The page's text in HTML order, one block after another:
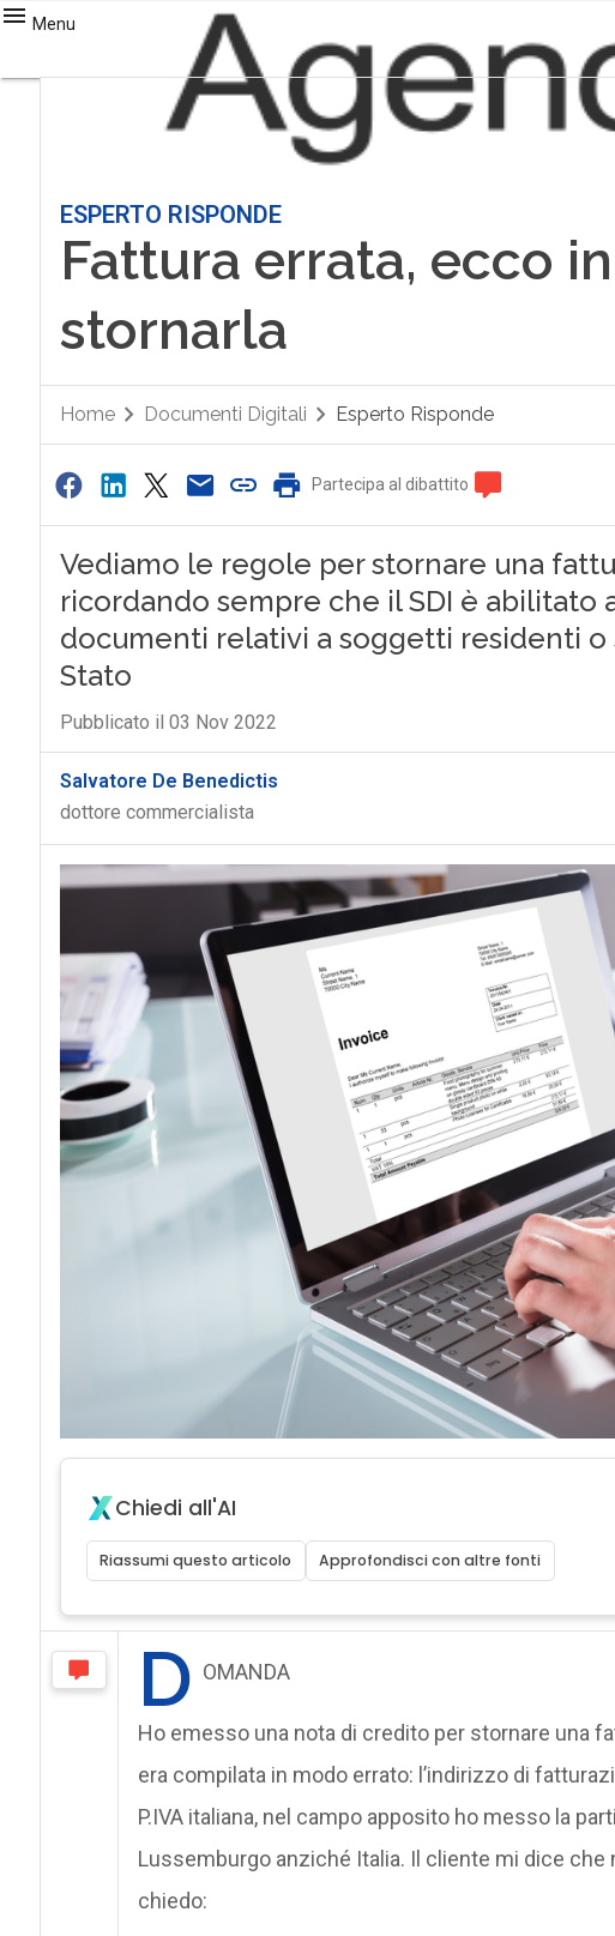
Menu
ESPERTO RISPONDE
Fattura errata, ecco
stornarla
Home Documenti Digitali Esperto Risponde
Partecipa al dibattito
Vediamo le regole per stornare una
ricordando sempre che il SDI è abilitato
documenti relativi a soggetti residenti
Stato
Pubblicato il 03 Nov 2022
Salvatore De Benedictis
dottore commercialista
Chiedi all'AI
Riassumi questo articolo Approfondisci con altre fonti
D OMANDA
Ho emesso una nota di credito per stornare una
era compilata in modo errato: l’indirizzo di
P.IVA italiana, nel campo apposito ho messo la
Lussemburgo anziché Italia. Il cliente mi dice
chiedo: